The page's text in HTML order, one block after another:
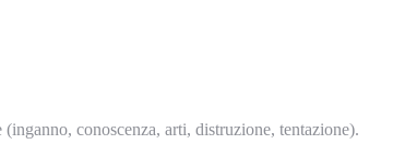
conoscenza, arti, distruzione, tentazione).